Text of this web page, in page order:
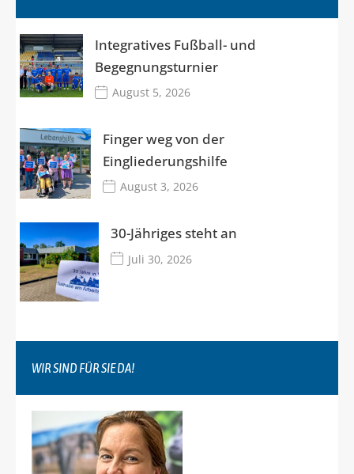
Integratives Fußball- und
Begegnungsturnier
August 5, 2026
Finger weg von der
Eingliederungshilfe
August 3, 2026
30-Jähriges steht an
Juli 30, 2026
WIR SIND FÜR SIE DA!